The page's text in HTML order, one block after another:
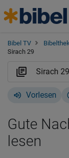
Bibel TV
Sirach 29
Vorlesen
Gute
lesen